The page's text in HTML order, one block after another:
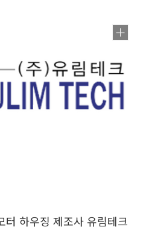
터 하우징 제조사 유림테크